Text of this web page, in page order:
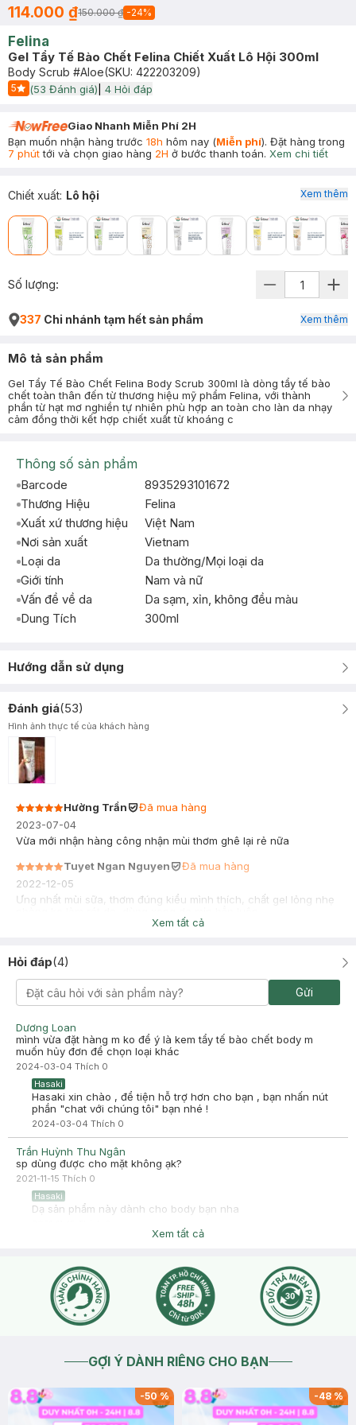
114.000 ₫150.000 ₫ -24%
Felina
Gel Tẩy Tế Bào Chết Felina Chiết Xuất Lô Hội 300ml
Body Scrub #Aloe(SKU: 422203209)
5
Start Icon
(53 Đánh giá) 4 Hỏi đáp
Giao Nhanh Miễn Phí 2H
Bạn muốn nhận hàng trước 18h hôm nay (Miễn phí). Đặt hàng trong
7 phúttới và chọn giao hàng 2H ở bước thanh toán. Xem chi tiết
Chiết xuất: Lô hội Xem thêm
Số lượng:
337 Chi nhánh tạm hết sản phẩm Xem thêm
Mô tả sản phẩm
Gel Tẩy Tế Bào Chết Felina Body Scrub 300ml là dòng tẩy tế bào
chết toàn thân đến từ thương hiệu mỹ phẩm Felina, với thành
phần từ hạt mơ nghiền tự nhiên phù hợp an toàn cho làn da nhạy
cảm đồng thời kết hợp chiết xuất từ khoáng c
Thông số sản phẩm
Barcode
8935293101672
Thương Hiệu
Felina
Xuất xứ thương hiệu
Việt Nam
Nơi sản xuất
Vietnam
Loại da
Da thường/Mọi loại da
Giới tính
Nam và nữ
Vấn đề về da
Da sạm, xỉn, không đều màu
Dung Tích
300ml
Hướng dẫn sử dụng
Đánh giá(53)
Hình ảnh thực tế của khách hàng
Hường Trần
Đã mua hàng
2023-07-04
Vừa mới nhận hàng công nhận mùi thơm ghê lại rẻ nữa
Tuyet Ngan Nguyen
Đã mua hàng
2022-12-05
Ưng nhất mùi sữa, thơm đúng kiểu mình thích, chất gel lỏng nhẹ
Xem tất cả
Hỏi đáp(4)
Gửi
Dương Loan
mình vừa đặt hàng m ko để ý là kem tẩy tế bào chết body m
muốn hủy đơn để chọn loại khác
2024-03-04 Thích 0
Hasaki
Hasaki xin chào , để tiện hỗ trợ hơn cho bạn , bạn nhấn nút
phần "chat với chúng tôi" bạn nhé !
2024-03-04 Thích 0
Trần Huỳnh Thu Ngân
sp dùng được cho mặt không ạk?
2021-11-15 Thích 0
Hasaki
Dạ sản phẩm này dành cho body bạn nha
Xem tất cả
GỢI Ý DÀNH RIÊNG CHO BẠN
-50% -48%